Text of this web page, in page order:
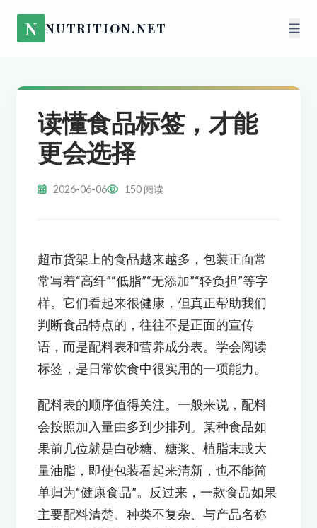
N NUTRITION.NET
读懂食品标签，才能
更会选择
2026-06-06 150 阅读
超市货架上的食品越来越多，包装正面常
常写着“高纤”“低脂”“无添加”“轻负担”等字
样。它们看起来很健康，但真正帮助我们
判断食品特点的，往往不是正面的宣传
语，而是配料表和营养成分表。学会阅读
标签，是日常饮食中很实用的一项能力。
配料表的顺序值得关注。一般来说，配料
会按照加入量由多到少排列。某种食品如
果前几位就是白砂糖、糖浆、植脂末或大
量油脂，即使包装看起来清新，也不能简
单归为“健康食品”。反过来，一款食品如果
主要配料清楚、种类不复杂、与产品名称